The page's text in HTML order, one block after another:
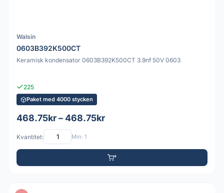
Walsin
0603B392K500CT
Keramisk kondensator 0603B392K500CT 3.9nf 50V 0603
225
Paket med 4000 stycken
468.75kr – 468.75kr
Kvantitet: Min: 1